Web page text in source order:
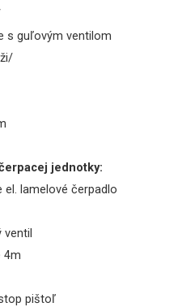
s guľovým ventilom
jednotky:
lamelové čerpadlo
ventil
4m
pištoľ